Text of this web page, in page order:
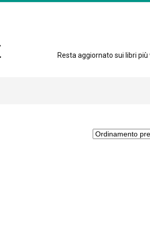
Resta aggiornato sui libri